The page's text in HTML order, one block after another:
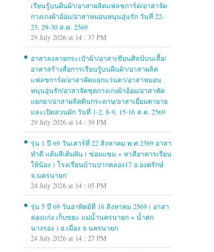
เรียนรู้บนผืนผ้า/อาสาผลิตแฟลชการ์ด/อาสาจัด
กางเกงผ้าอ้อม/อาสาหมอนหนุนอุ่นรัก วันที่ 22-
23, 29-30 ส.ค. 2569
29 July 2026 at 14 : 37 PM
อาสาลงลายกระเป๋าผ้า/อาสาเขียนศิลป์บนเสื้อ/
อาสาสร้างสื่อการเรียนรู้บนผืนผ้า/อาสาผลิต
แฟลชการ์ด/อาสาคัดแยกแว่นตา/อาสาหมอน
หนุนอุ่นรัก/อาสาจัดชุดกางเกงผ้าอ้อม/อาสาคัด
แยกยา/อาสาผลิตดินกระดาษ/อาสาเยี่ยมตายาย
และเปิดสวนผัก วันที่ 1-2, 8-9, 15-16 ส.ค. 2569
29 July 2026 at 14 : 39 PM
รุ่น 1 ปี 69 วันเสาร์ที่ 22 สิงหาคม พ.ศ.2569 อาสา
ทำดี แต้มสีเติมฝัน ( ซ่อมแซม + ทาสีอาคารเรียน
ให้น้อง ) โรงเรียนบ้านปากคลอง17 อ.องครักษ์
จ.นครนายก
24 July 2026 at 14 : 05 PM
รุ่น 5 ปี 69 วันอาทิตย์ที่ 16 สิงหาคม 2569 ( อาสา
ล่องแก่ง เก็บขยะ แม่น้ำนครนายก + น้ำตก
นางรอง ) อ.เมือง จ.นครนายก
24 July 2026 at 14 : 27 PM